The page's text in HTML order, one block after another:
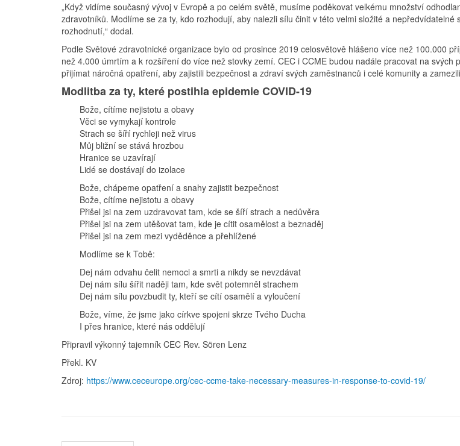
„Když vidíme současný vývoj v Evropě a po celém světě, musíme poděkovat velkému množství
zdravotníků. Modlíme se za ty, kdo rozhodují, aby nalezli sílu činit v této velmi složité a nepředvídatelné
rozhodnutí,“ dodal.
Podle Světové zdravotnické organizace bylo od prosince 2019 celosvětově hlášeno více než 100.000
než 4.000 úmrtím a k rozšíření do více než stovky zemí. CEC i CCME budou nadále pracovat na svých
přijímat náročná opatření, aby zajistili bezpečnost a zdraví svých zaměstnanců i celé komunity a
Modlitba za ty, které postihla epidemie COVID-19
Bože, cítíme nejistotu a obavy
Věci se vymykají kontrole
Strach se šíří rychleji než virus
Můj bližní se stává hrozbou
Hranice se uzavírají
Lidé se dostávají do izolace
Bože, chápeme opatření a snahy zajistit bezpečnost
Bože, cítíme nejistotu a obavy
Přišel jsi na zem uzdravovat tam, kde se šíří strach a nedůvěra
Přišel jsi na zem utěšovat tam, kde je cítit osamělost a beznaděj
Přišel jsi na zem mezi vyděděnce a přehlížené
Modlíme se k Tobě:
Dej nám odvahu čelit nemoci a smrti a nikdy se nevzdávat
Dej nám sílu šířit naději tam, kde svět potemněl strachem
Dej nám sílu povzbudit ty, kteří se cítí osamělí a vyloučení
Bože, víme, že jsme jako církve spojeni skrze Tvého Ducha
I přes hranice, které nás oddělují
Připravil výkonný tajemník CEC Rev. Sören Lenz
Překl. KV
Zdroj: https://www.ceceurope.org/cec-ccme-take-necessary-measures-in-response-to-covid-19/